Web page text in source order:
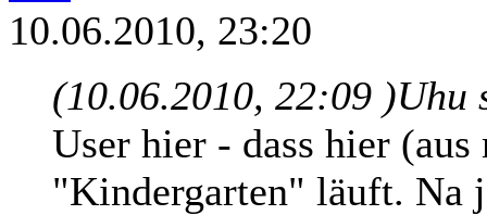
10.06.2010, 23:20
(10.06.2010, 22:09 )Uhu
User hier - dass hier
"Kindergarten" läuft. Na